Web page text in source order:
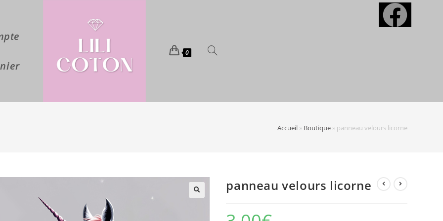
0
Accueil » Boutique » panneau velours licorne
panneau velours licorne